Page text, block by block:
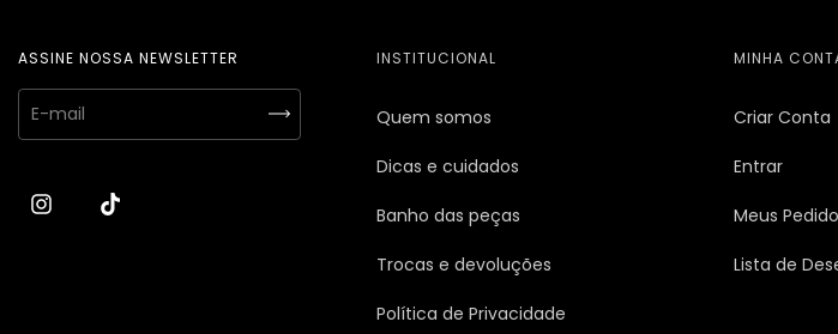
ASSINE NOSSA NEWSLETTER INSTITUCIONAL
Quem somos
Dicas e cuidados
Banho das peças
Trocas e devoluções
Política de Privacidade
MINHA
Criar Conta
Entrar
Meus
Lista de